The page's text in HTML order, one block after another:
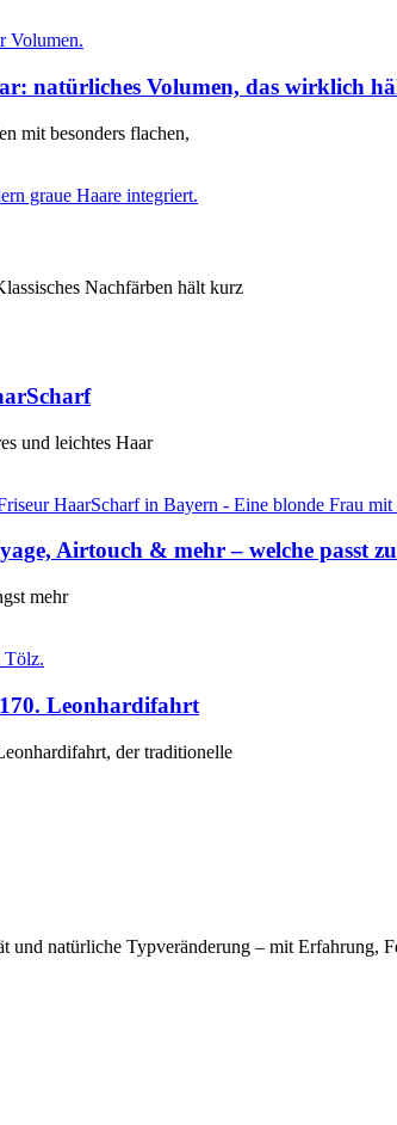
natürliches Volumen, das wirklich
mit besonders flachen,
Nachfärben hält kurz
und leichtes Haar
Airtouch & mehr – welche passt
mehr
Leonhardifahrt
der traditionelle
natürliche Typveränderung – mit Erfahrung,